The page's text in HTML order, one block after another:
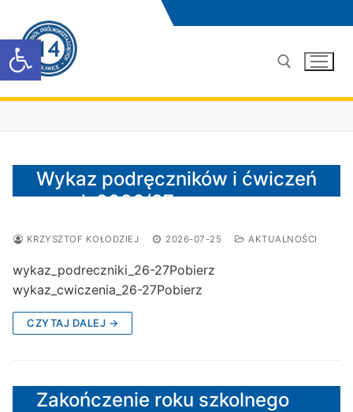
Otwórz pasek narzędzi
treści
Wykaz podręczników i ćwiczeń
na rok 2026/27
KRZYSZTOF KOŁODZIEJ 2026-07-25 AKTUALNOŚCI
wykaz_podreczniki_26-27Pobierz
wykaz_cwiczenia_26-27Pobierz
CZYTAJ DALEJ →
Zakończenie roku szkolnego